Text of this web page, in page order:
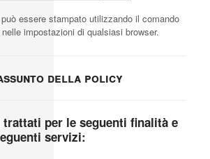
essere stampato utilizzando il comando
impostazioni di qualsiasi browser.
della policy
trattati per le seguenti finalità e
servizi: